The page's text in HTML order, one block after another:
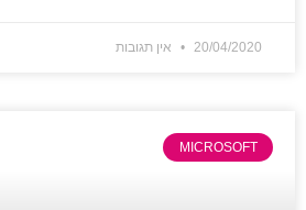
20/04/2020 אין תגובות
MICROSOFT